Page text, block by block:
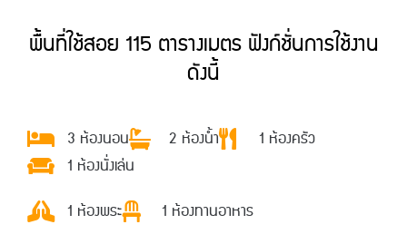
พื้นที่ใช้สอย 115 ตารางเมตร ฟังก์ชั่นการใช้งาน
ดังนี้
3 ห้องนอน 2 ห้องน้ำ
1 ห้องครัว
1 ห้องนั่งเล่น
1 ห้องพระ
1 ห้องทานอาหาร